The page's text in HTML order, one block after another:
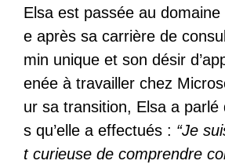
Elsa est passée au
e après sa carrière de
min unique et son désir
enée à travailler chez
ur sa transition, Elsa a parlé
s qu’elle a effectués : “Je
t curieuse de comprendre